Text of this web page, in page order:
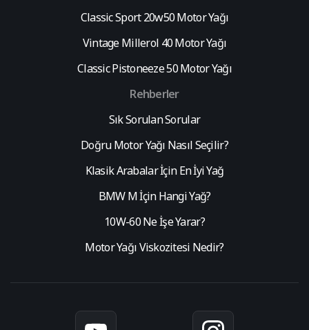
Classic Sport 20w50 Motor Yağı
Vintage Millerol 40 Motor Yağı
Classic Pistoneeze 50 Motor Yağı
Rehberler
Sık Sorulan Sorular
Doğru Motor Yağı Nasıl Seçilir?
Klasik Arabalar İçin En İyi Yağ
BMW M İçin Hangi Yağ?
10W-60 Ne İşe Yarar?
Motor Yağı Viskozitesi Nedir?